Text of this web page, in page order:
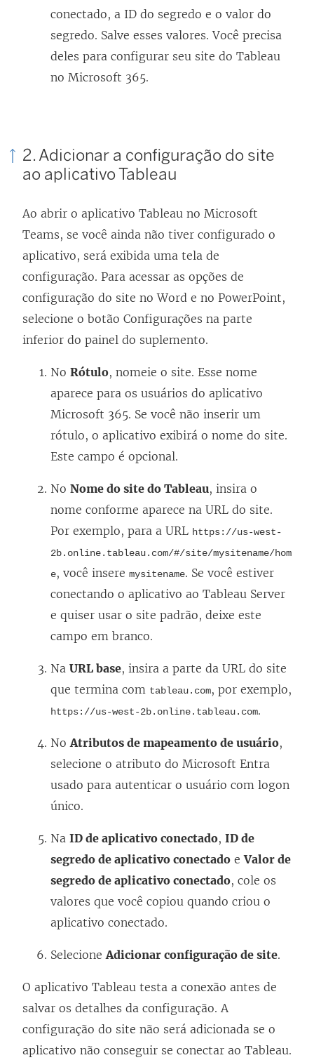
a
)
a
b
r
n
o
a
j
a
n
e
l
a
conectado, a ID do segredo e o valor do
segredo. Salve esses valores. Você precisa
deles para configurar seu site do Tableau
no Microsoft 365.
2. Adicionar a configuração do site
ao aplicativo Tableau
Ao abrir o aplicativo Tableau no Microsoft
Teams, se você ainda não tiver configurado o
aplicativo, será exibida uma tela de
configuração. Para acessar as opções de
configuração do site no Word e no PowerPoint,
selecione o botão Configurações na parte
inferior do painel do suplemento.
No Rótulo, nomeie o site. Esse nome
aparece para os usuários do aplicativo
Microsoft 365. Se você não inserir um
rótulo, o aplicativo exibirá o nome do site.
Este campo é opcional.
No Nome do site do Tableau, insira o
nome conforme aparece na URL do site.
Por exemplo, para a URL https://us-west-
2b.online.tableau.com/#/site/mysitename/hom
e, você insere mysitename. Se você estiver
conectando o aplicativo ao Tableau Server
e quiser usar o site padrão, deixe este
campo em branco.
Na URL base, insira a parte da URL do site
que termina com tableau.com, por exemplo,
https://us-west-2b.online.tableau.com.
NoAtributos de mapeamento de usuário,
selecione o atributo do Microsoft Entra
usado para autenticar o usuário com logon
único.
Na ID de aplicativo conectado, ID de
segredo de aplicativo conectado eValor de
segredo de aplicativo conectado, cole os
valores que você copiou quando criou o
aplicativo conectado.
SelecioneAdicionar configuração de site.
O aplicativo Tableau testa a conexão antes de
salvar os detalhes da configuração. A
configuração do site não será adicionada se o
aplicativo não conseguir se conectar ao Tableau.